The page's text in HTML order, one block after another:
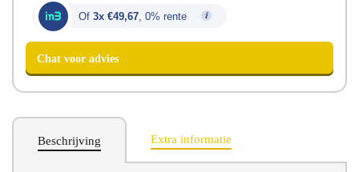
Of 3x €49,67 , 0% rente
Beschrijving Extra informatie